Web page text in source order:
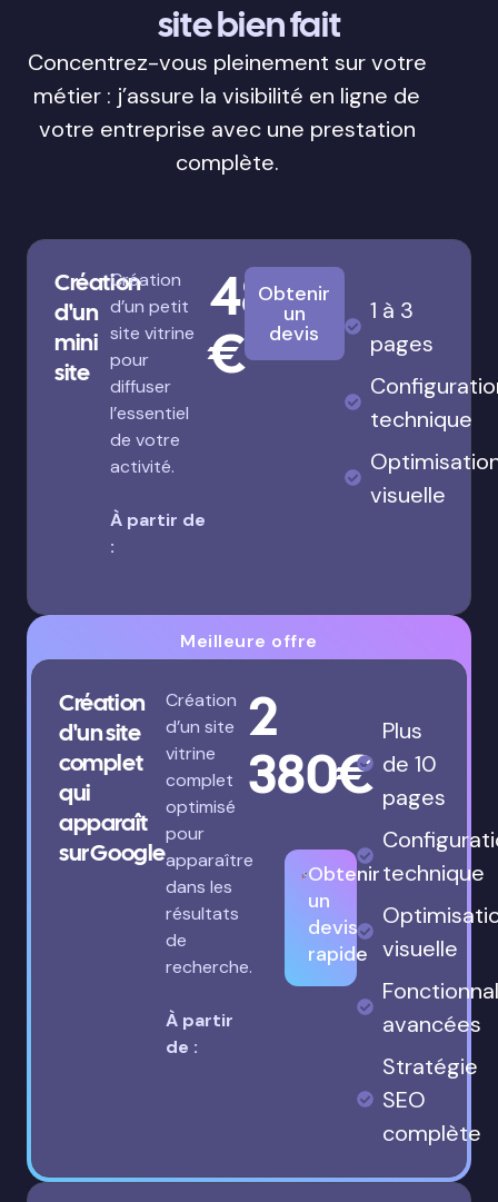
site bien fait
Concentrez-vous pleinement sur votre
métier : j’assure la visibilité en ligne de
votre entreprise avec une prestation
complète.
Création
d'un
mini
site
Création
d’un petit
site vitrine
pour
diffuser
l’essentiel
de votre
activité.
À partir de
:
480
€
Obtenir
un
devis
1 à 3
pages
technique
visuelle
Meilleure offre
Création
d'un site
complet
qui
apparaît
sur Google
Création
d’un site
vitrine
complet
optimisé
pour
apparaître
dans les
résultats
de
recherche.
À partir
de :
2
380€
Obtenir
un
devis
rapide
Plus
de 10
pages
technique
visuelle
avancées
Stratégie
SEO
complète